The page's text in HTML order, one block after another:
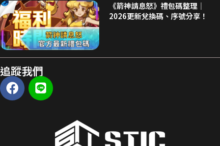
《箭神請息怒》禮包碼整理｜
2026更新兌換碼、序號分享！
追蹤我們